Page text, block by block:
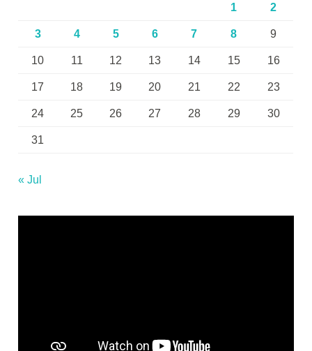
1 2
3 4 5 6 7 8 9
10 11 12 13 14 15 16
17 18 19 20 21 22 23
24 25 26 27 28 29 30
31
« Jul